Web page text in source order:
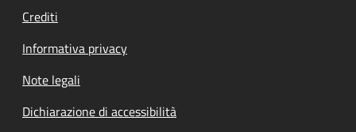
Crediti
Informativa privacy
Note legali
Dichiarazione di accessibilità